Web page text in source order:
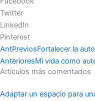
Twitter
LinkedIn
Pinterest
AntPreviosFortalecer la
AnterioresMi vida como
Articulos más comentados
Adaptar un espacio para